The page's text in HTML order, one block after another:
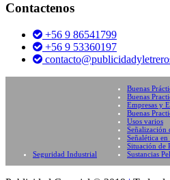
Contactenos
+56 9 86541799
+56 9 53360197
Seguridad Industrial
Buenas
Buenas
Empresas y
Buenas
Usos varios
Señalización
Señalética
Situación de
Sustancias